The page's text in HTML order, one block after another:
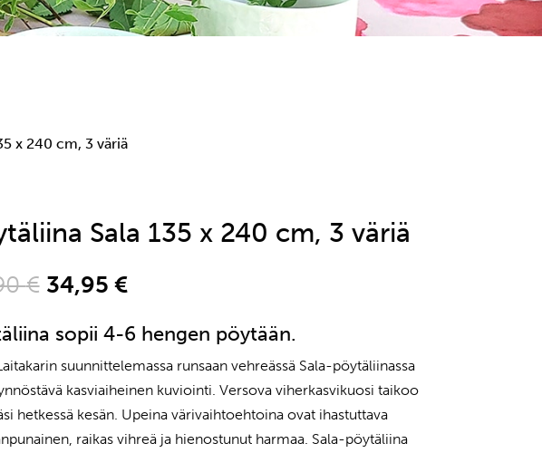
x 240 cm, 3 väriä
Sala 135 x 240 cm, 3 väriä
€ Alkuperäinen
oli:
69,90 €.
34,95 €Nykyinen
on:
34,95 €.
sopii 4-6 hengen pöytään.
suunnittelemassa runsaan vehreässä Sala-pöytäliinassa
kasviaiheinen kuviointi. Versova viherkasvikuosi taikoo
hetkessä kesän. Upeina värivaihtoehtoina ovat ihastuttava
raikas vihreä ja hienostunut harmaa. Sala-pöytäliina